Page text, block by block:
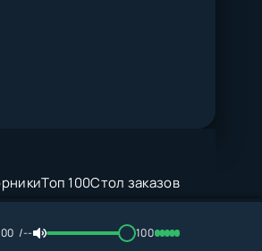
Топ 100Стол заказов
-- 100